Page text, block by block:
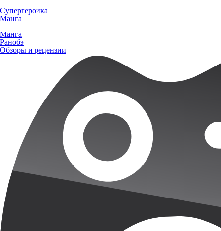
Супергероика
Манга
Манга
Ранобэ
Обзоры и рецензии